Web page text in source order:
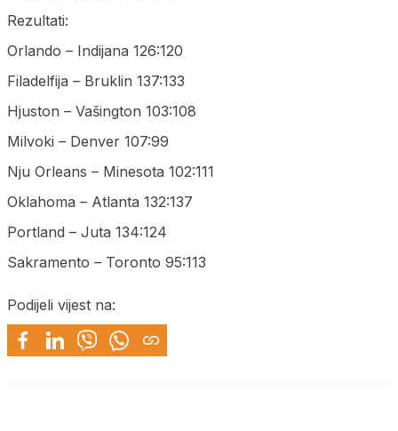
Rezultati:
Orlando – Indijana 126:120
Filadelfija – Bruklin 137:133
Hjuston – Vašington 103:108
Milvoki – Denver 107:99
Nju Orleans – Minesota 102:111
Oklahoma – Atlanta 132:137
Portland – Juta 134:124
Sakramento – Toronto 95:113
Podijeli vijest na: